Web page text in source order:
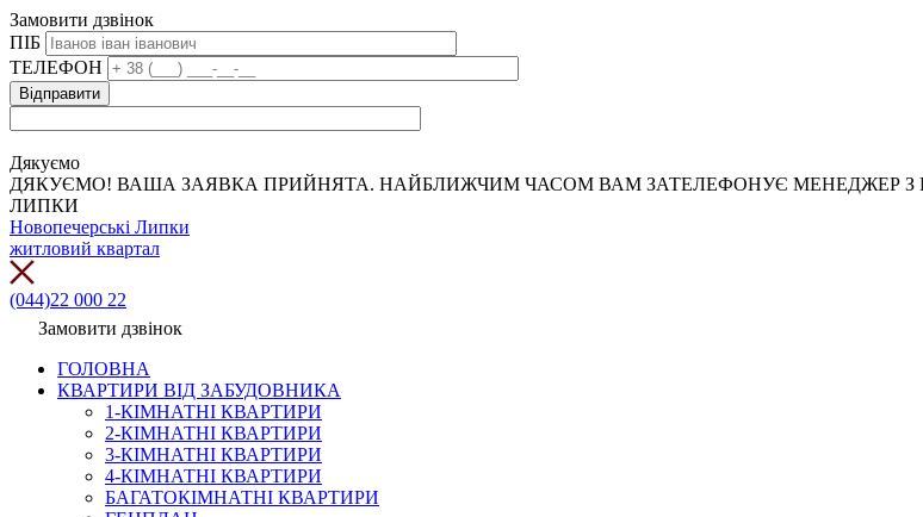
Замовити дзвінок
ПІБ
ТЕЛЕФОН
Дякуємо
ДЯКУЄМО! ВАША ЗАЯВКА ПРИЙНЯТА. НАЙБЛИЖЧИМ ЧАСОМ ВАМ ЗАТЕЛЕФОНУЄ МЕНЕДЖЕР
ЛИПКИ
Новопечерські Липки
житловий квартал
(044)22 000 22
Замовити дзвінок
ГОЛОВНА
КВАРТИРИ ВІД ЗАБУДОВНИКА
1-КІМНАТНІ КВАРТИРИ
2-КІМНАТНІ КВАРТИРИ
3-КІМНАТНІ КВАРТИРИ
4-КІМНАТНІ КВАРТИРИ
БАГАТОКІМНАТНІ КВАРТИРИ